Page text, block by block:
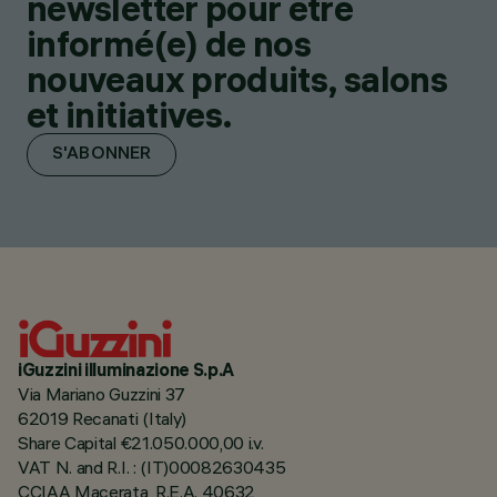
informé(e) de nos
nouveaux produits, salons
et initiatives.
S'ABONNER
iGuzzini illuminazione S.p.A
Via Mariano Guzzini 37
62019 Recanati (Italy)
Share Capital €21.050.000,00 i.v.
VAT N. and R.I. : (IT)00082630435
CCIAA Macerata, R.E.A. 40632